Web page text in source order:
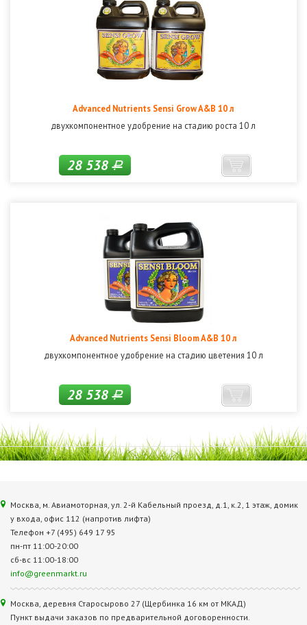
Advanced Nutrients Sensi Grow A&B 10 л
двухкомпонентное удобрение на стадию роста 10 л
28 538Р
Advanced Nutrients Sensi Bloom A&B 10 л
двухкомпонентное удобрение на стадию цветения 10 л
28 538Р
Москва, м. Авиамоторная, ул. 2‑й Кабельный проезд, д.1, к.2, 1 этаж, домик
у входа, офис 112 (напротив лифта)
Телефон +7 (495) 649 17 95
пн-пт 11:00-20:00
сб-вс 11:00-18:00
info@greenmarkt.ru
Москва, деревня Старосырово 27 (Щербинка 16 км от МКАД)
Пункт выдачи заказов по предварительной договоренности.